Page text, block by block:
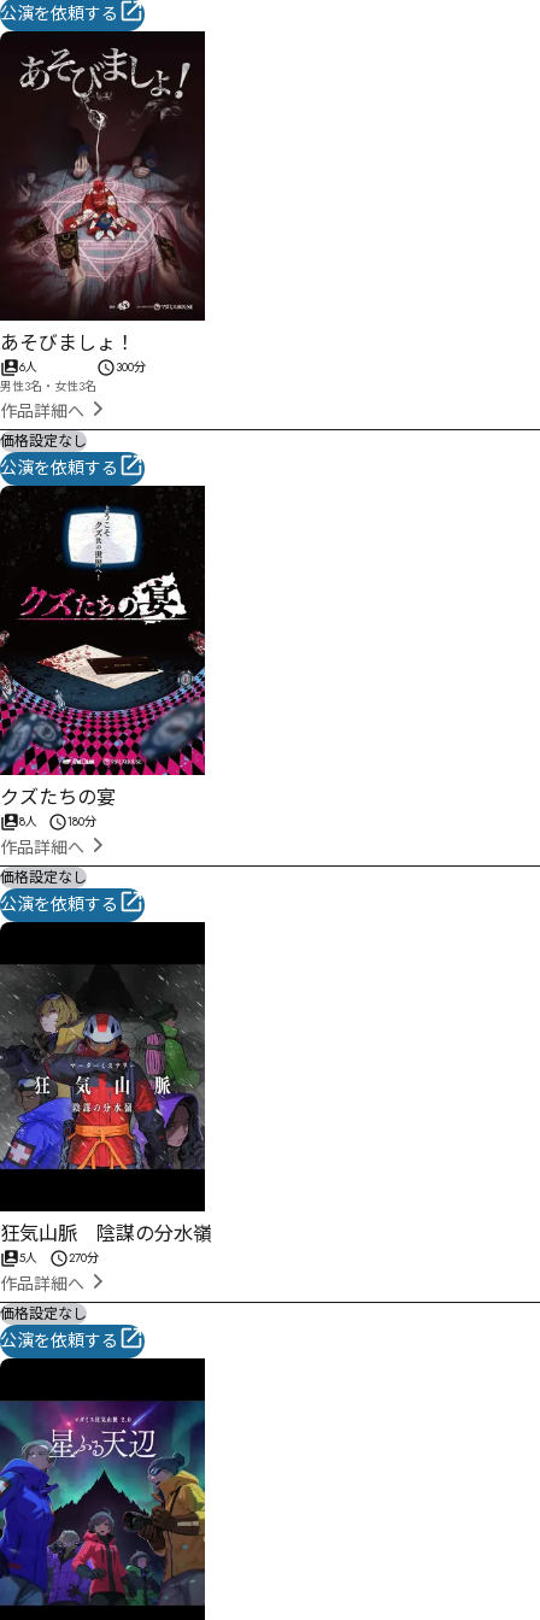
公演を依頼する
あそびましょ！
6人
男性3名・女性3名
300分
作品詳細へ
価格設定なし
公演を依頼する
クズたちの宴
8人 180分
作品詳細へ
価格設定なし
公演を依頼する
狂気山脈 陰謀の分水嶺
5人 270分
作品詳細へ
価格設定なし
公演を依頼する